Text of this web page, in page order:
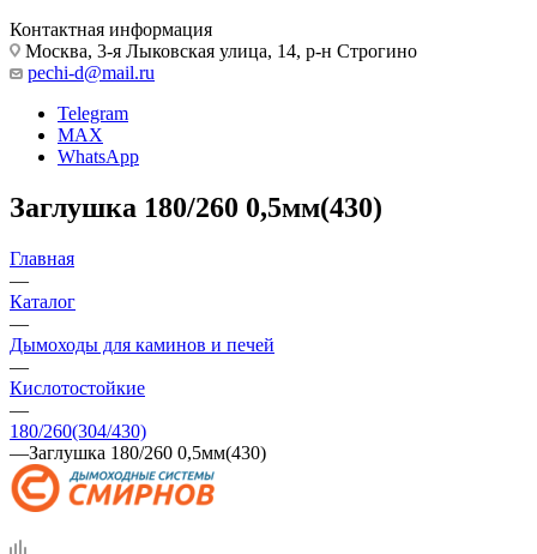
Контактная информация
Москва, 3-я Лыковская улица, 14, р-н Строгино
pechi-d@mail.ru
Telegram
MAX
WhatsApp
Заглушка 180/260 0,5мм(430)
Главная
—
Каталог
—
Дымоходы для каминов и печей
—
Кислотостойкие
—
180/260(304/430)
—Заглушка 180/260 0,5мм(430)